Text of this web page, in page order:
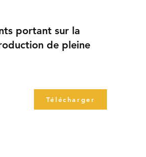
portant sur la
de pleine
Télécharger